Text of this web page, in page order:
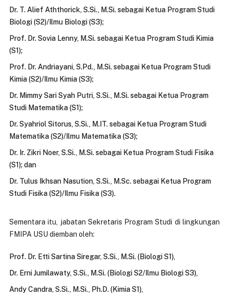
Dr. T. Alief Aththorick, S.Si., M.Si. sebagai Ketua Program Studi
Biologi (S2)/Ilmu Biologi (S3);
Prof. Dr. Sovia Lenny, M.Si. sebagai Ketua Program Studi Kimia
(S1);
Prof. Dr. Andriayani, S.Pd., M.Si. sebagai Ketua Program Studi
Kimia (S2)/Ilmu Kimia (S3);
Dr. Mimmy Sari Syah Putri, S.Si., M.Si. sebagai Ketua Program
Studi Matematika (S1);
Dr. Syahriol Sitorus, S.Si., M.IT. sebagai Ketua Program Studi
Matematika (S2)/Ilmu Matematika (S3);
Dr. Ir. Zikri Noer, S.Si., M.Si. sebagai Ketua Program Studi Fisika
(S1); dan
Dr. Tulus Ikhsan Nasution, S.Si., M.Sc. sebagai Ketua Program
Studi Fisika (S2)/Ilmu Fisika (S3).
Sementara itu, jabatan Sekretaris Program Studi di lingkungan
FMIPA USU diemban oleh:
Prof. Dr. Etti Sartina Siregar, S.Si., M.Si. (Biologi S1),
Dr. Erni Jumilawaty, S.Si., M.Si. (Biologi S2/Ilmu Biologi S3),
Andy Candra, S.Si., M.Si., Ph.D. (Kimia S1),